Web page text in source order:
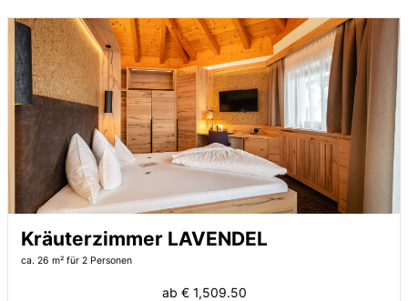
Kräuterzimmer LAVENDEL
ca. 26 m² für 2 Personen
ab € 1,509.50